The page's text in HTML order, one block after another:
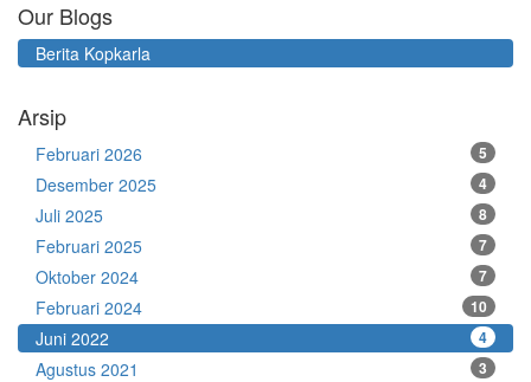
Our Blogs
Berita Kopkarla
Arsip
Februari 2026 5
Desember 2025 4
Juli 2025 8
Februari 2025 7
Oktober 2024 7
Februari 2024 10
Juni 2022 4
Agustus 2021 3